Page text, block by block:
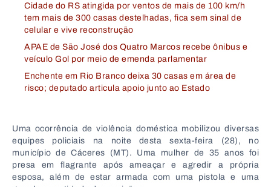
Cidade do RS atingida por ventos de mais de 100 km/h
tem mais de 300 casas destelhadas, fica sem sinal de
celular e vive reconstrução
APAE de São José dos Quatro Marcos recebe ônibus e
veículo Gol por meio de emenda parlamentar
Enchente em Rio Branco deixa 30 casas em área de
risco; deputado articula apoio junto ao Estado
Uma ocorrência de violência doméstica mobilizou diversas
equipes policiais na noite desta sexta-feira (28), no
município de Cáceres (MT). Uma mulher de 35 anos foi
presa em flagrante após ameaçar e agredir a própria
esposa, além de estar armada com uma pistola e uma